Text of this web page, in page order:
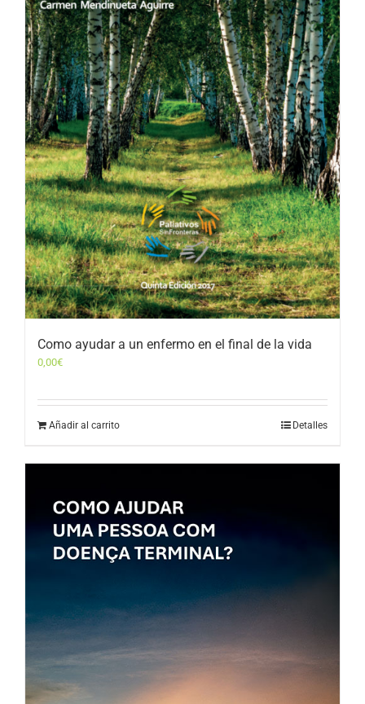
Como ayudar a un enfermo en el final de la vida
0,00€
Añadir al carrito Detalles